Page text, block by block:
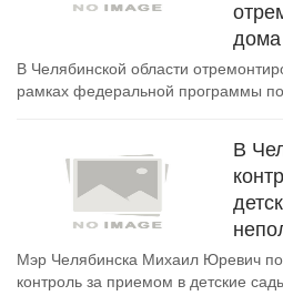
дома
В Челябинской области
рамках федеральной программы по
В
Мэр Челябинска Михаил Юревич
контроль за приемом в детские